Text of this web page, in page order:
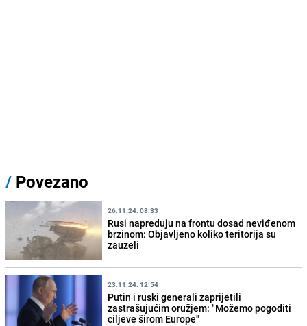
/ Povezano
26.11.24. 08:33
Rusi napreduju na frontu dosad neviđenom
brzinom: Objavljeno koliko teritorija su
zauzeli
23.11.24. 12:54
Putin i ruski generali zaprijetili
zastrašujućim oružjem: "Možemo pogoditi
ciljeve širom Europe"